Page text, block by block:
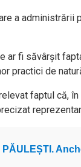
a administrării
ar fi săvârșit
practici de
faptul că,